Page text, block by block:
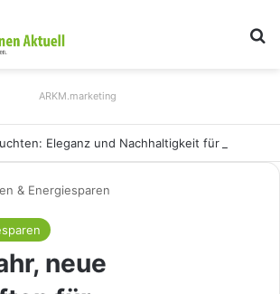
ARKM.marketing
& Energiesparen
neue